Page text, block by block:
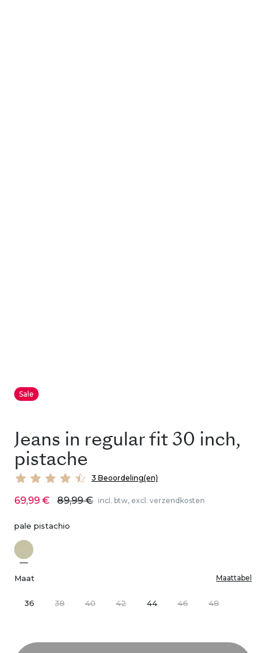
Sale
Jeans in regular fit 30 inch,
pistache
3 Beoordeling(en)
69,99 € 89,99 € incl. btw, excl. verzendkosten
pale pistachio
Maat Maattabel
36 38 40 42 44 46 48